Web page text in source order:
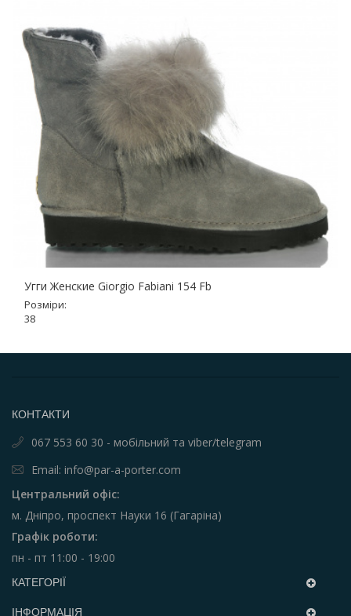
Угги Женские Giorgio Fabiani 154 Fb
Розміри:
38
КОНТАКТИ
067 553 60 30 - мобільний та viber/telegram
Email: info@par-a-porter.com
Центральний офіс:
м. Дніпро, проспект Науки 16 (Гагаріна)
Графік роботи:
пн - пт 11:00 - 19:00
КАТЕГОРІЇ
ІНФОРМАЦІЯ